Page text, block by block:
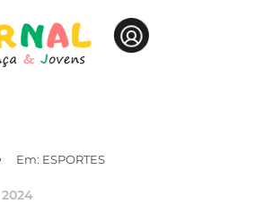
Em: ESPORTES